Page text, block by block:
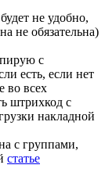
не удобно,
не обязательна)
с
есть, если нет
во всех
штрихкод с
накладной
с группами,
статье